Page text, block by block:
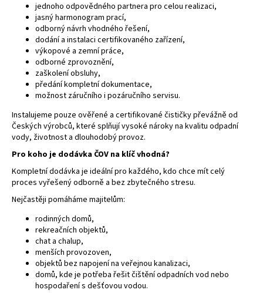
jednoho odpovědného partnera pro celou realizaci,
jasný harmonogram prací,
odborný návrh vhodného řešení,
dodání a instalaci certifikovaného zařízení,
výkopové a zemní práce,
odborné zprovoznění,
zaškolení obsluhy,
předání kompletní dokumentace,
možnost záručního i pozáručního servisu.
Instalujeme pouze ověřené a certifikované čističky převážně od
Českých výrobců, které splňují vysoké nároky na kvalitu odpadní
vody, životnost a dlouhodobý provoz.
Pro koho je dodávka ČOV na klíč vhodná?
Kompletní dodávka je ideální pro každého, kdo chce mít celý
proces vyřešený odborně a bez zbytečného stresu.
Nejčastěji pomáháme majitelům:
rodinných domů,
rekreačních objektů,
chat a chalup,
menších provozoven,
objektů bez napojení na veřejnou kanalizaci,
domů, kde je potřeba řešit čištění odpadních vod nebo
hospodaření s dešťovou vodou.